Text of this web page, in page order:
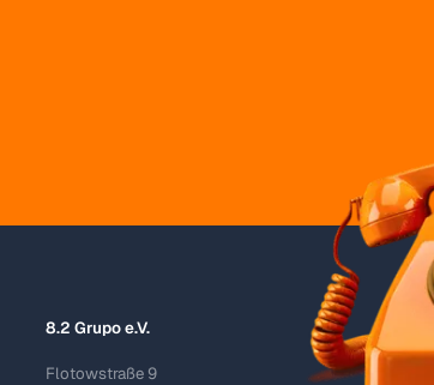
8.2 Grupo e.V.
Flotowstraße 9